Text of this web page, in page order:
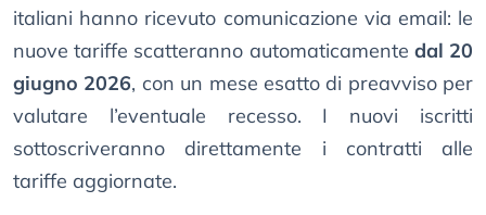
italiani hanno ricevuto comunicazione via email: le
nuove tariffe scatteranno automaticamente dal 20
giugno 2026, con un mese esatto di preavviso per
valutare l’eventuale recesso. I nuovi iscritti
sottoscriveranno direttamente i contratti alle
tariffe aggiornate.